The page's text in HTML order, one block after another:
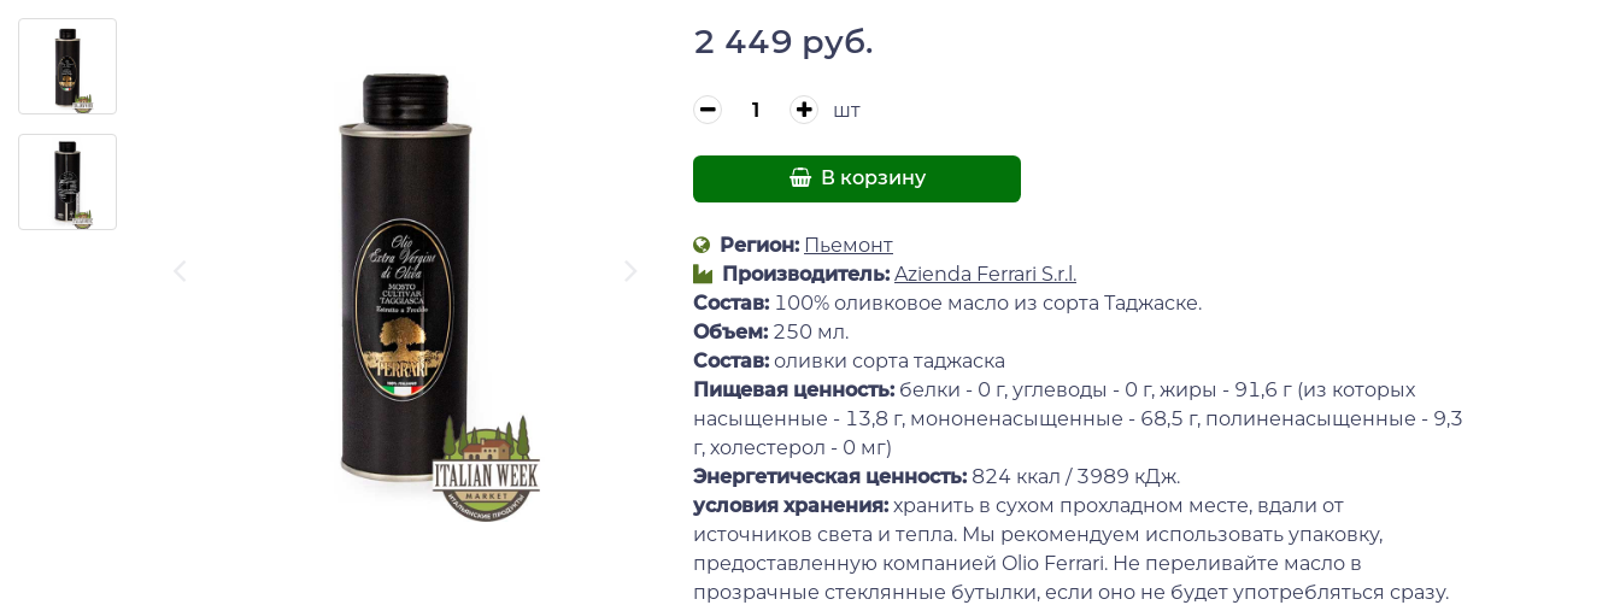
2 449 руб.
шт
В корзину
Регион: Пьемонт
Производитель: Azienda Ferrari S.r.l.
Состав: 100% оливковое масло из сорта Таджаске.
Объем: 250 мл.
Состав: оливки сорта таджаска
Пищевая ценность: белки - 0 г, углеводы - 0 г, жиры - 91,6 г (из которых
насыщенные - 13,8 г, мононенасыщенные - 68,5 г, полиненасыщенные - 9,3
г, холестерол - 0 мг)
Энергетическая ценность: 824 ккал / 3989 кДж.
условия хранения: хранить в сухом прохладном месте, вдали от
источников света и тепла. Мы рекомендуем использовать упаковку,
предоставленную компанией Olio Ferrari. Не переливайте масло в
прозрачные стеклянные бутылки, если оно не будет употребляться сразу.